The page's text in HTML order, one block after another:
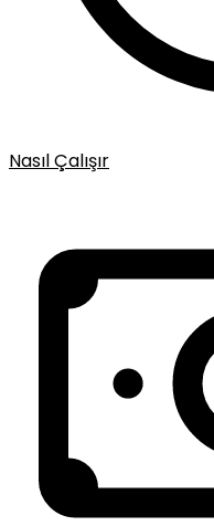
Nasıl Çalışır